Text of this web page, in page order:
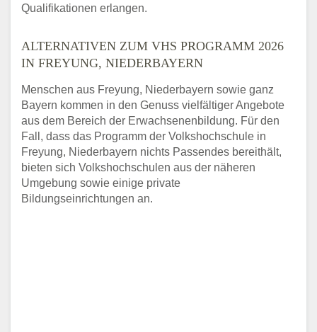
Qualifikationen erlangen.
ALTERNATIVEN ZUM VHS PROGRAMM 2026
IN FREYUNG, NIEDERBAYERN
Menschen aus Freyung, Niederbayern sowie ganz
Bayern kommen in den Genuss vielfältiger Angebote
aus dem Bereich der Erwachsenenbildung. Für den
Fall, dass das Programm der Volkshochschule in
Freyung, Niederbayern nichts Passendes bereithält,
bieten sich Volkshochschulen aus der näheren
Umgebung sowie einige private
Bildungseinrichtungen an.